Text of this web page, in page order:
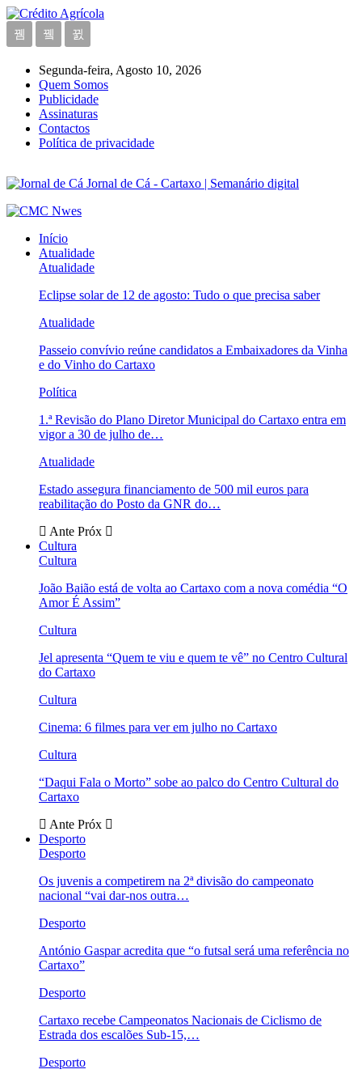
Segunda-feira, Agosto 10, 2026
Quem Somos
Publicidade
Assinaturas
Contactos
Política de privacidade
Jornal de Cá - Cartaxo | Semanário digital
Início
Atualidade
Atualidade
Eclipse solar de 12 de agosto: Tudo o que precisa saber
Atualidade
Passeio convívio reúne candidatos a Embaixadores da Vinha
e do Vinho do Cartaxo
Política
1.ª Revisão do Plano Diretor Municipal do Cartaxo entra em
vigor a 30 de julho de…
Atualidade
Estado assegura financiamento de 500 mil euros para
reabilitação do Posto da GNR do…
Ante Próx
Cultura
Cultura
João Baião está de volta ao Cartaxo com a nova comédia “O
Amor É Assim”
Cultura
Jel apresenta “Quem te viu e quem te vê” no Centro Cultural
do Cartaxo
Cultura
Cinema: 6 filmes para ver em julho no Cartaxo
Cultura
“Daqui Fala o Morto” sobe ao palco do Centro Cultural do
Cartaxo
Ante Próx
Desporto
Desporto
Os juvenis a competirem na 2ª divisão do campeonato
nacional “vai dar-nos outra…
Desporto
António Gaspar acredita que “o futsal será uma referência no
Cartaxo”
Desporto
Cartaxo recebe Campeonatos Nacionais de Ciclismo de
Estrada dos escalões Sub-15,…
Desporto